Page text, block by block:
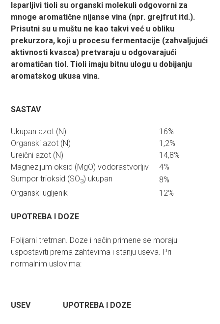
Isparljivi tioli su organski molekuli odgovorni za
mnoge aromatične nijanse vina (npr. grejfrut itd.).
Prisutni su u muštu ne kao takvi već u obliku
prekurzora, koji u procesu fermentacije (zahvaljujući
aktivnosti kvasca) pretvaraju u odgovarajući
aromatičan tiol.Tioli imaju bitnu ulogu u dobijanju
aromatskog ukusa vina.
SASTAV
Ukupan azot (N)
16%
Organski azot (N)
1,2%
Ureični azot (N)
14,8%
Magnezijum oksid (MgO) vodorastvorljiv
4%
Sumpor trioksid (SO3) ukupan
8%
Organski ugljenik
12%
UPOTREBA I DOZE
Folijarni tretman. Doze i način primene se moraju
uspostaviti prema zahtevima i stanju useva. Pri
normalnim uslovima:
USEV UPOTREBA I DOZE